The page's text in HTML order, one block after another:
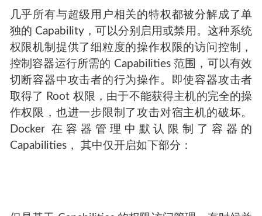
几乎所有与超级用户相关的特权都被分解成了单
独的 Capability，可以分别启用或禁用。这种系统
权限机制提供了细粒度的操作权限的访问控制，
控制容器运行所需的 Capabilities 范围，可以有效
切断容器中攻击者的行为操作。即使容器攻击者
取得了 Root 权限，由于不能获得主机的完全的操
作权限，也进一步限制了攻击对宿主机的破坏。
Docker 在容器管理中默认限制了容器的
Capabilities， 其中仅开启如下部分：